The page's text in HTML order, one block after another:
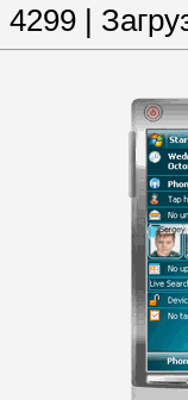
4299